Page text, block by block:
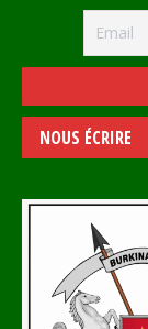
NOUS ÉCRIRE